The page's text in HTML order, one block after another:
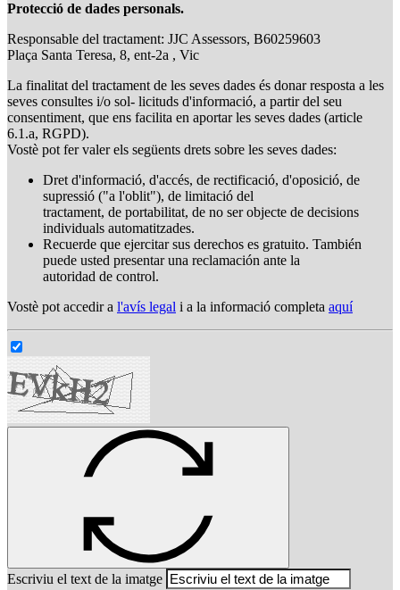
Protecció de dades personals.
Responsable del tractament: JJC Assessors, B60259603
Plaça Santa Teresa, 8, ent-2a , Vic
La finalitat del tractament de les seves dades és donar resposta a les
seves consultes i/o sol- licituds d'informació, a partir del seu
consentiment, que ens facilita en aportar les seves dades (article
6.1.a, RGPD).
Vostè pot fer valer els següents drets sobre les seves dades:
Dret d'informació, d'accés, de rectificació, d'oposició, de
supressió ("a l'oblit"), de limitació del
tractament, de portabilitat, de no ser objecte de decisions
individuals automatitzades.
Recuerde que ejercitar sus derechos es gratuito. También
puede usted presentar una reclamación ante la
autoridad de control.
Vostè pot accedir a l'avís legal i a la informació completa aquí
Escriviu el text de la imatge